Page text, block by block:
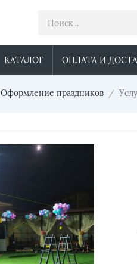
КАТАЛОГ ОПЛАТА И
Оформление праздников